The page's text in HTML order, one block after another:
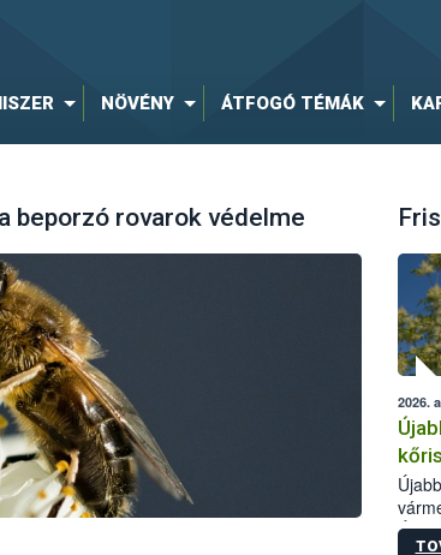
NÖVÉNY ÁTFOGÓ TÉMÁK
beporzó rovarok védelme
2026.